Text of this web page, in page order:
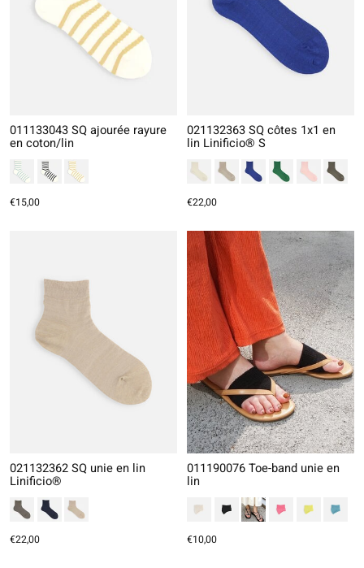
011133043 SQ ajourée rayure
en coton/lin
€15,00
021132363 SQ côtes 1x1 en
lin Linificio® S
€22,00
021132362 SQ unie en lin
Linificio®
€22,00
011190076 Toe-band unie en
lin
€10,00